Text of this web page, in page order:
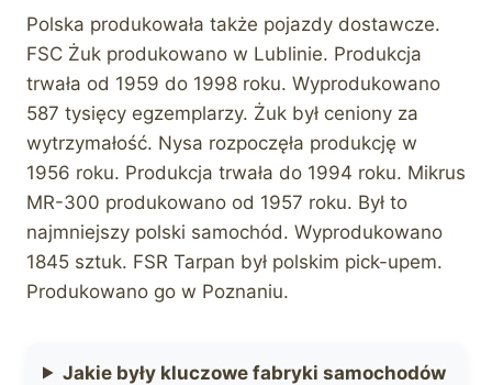
Polska produkowała także pojazdy dostawcze.
FSC Żuk produkowano w Lublinie. Produkcja
trwała od 1959 do 1998 roku. Wyprodukowano
587 tysięcy egzemplarzy. Żuk był ceniony za
wytrzymałość. Nysa rozpoczęła produkcję w
1956 roku. Produkcja trwała do 1994 roku. Mikrus
MR-300 produkowano od 1957 roku. Był to
najmniejszy polski samochód. Wyprodukowano
1845 sztuk. FSR Tarpan był polskim pick-upem.
Produkowano go w Poznaniu.
Jakie były kluczowe fabryki samochodów